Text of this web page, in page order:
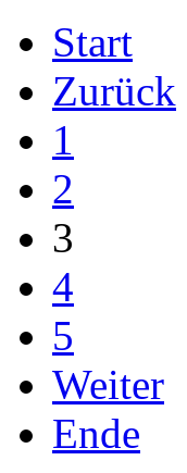
Start
Zurück
1
2
3
4
5
Weiter
Ende